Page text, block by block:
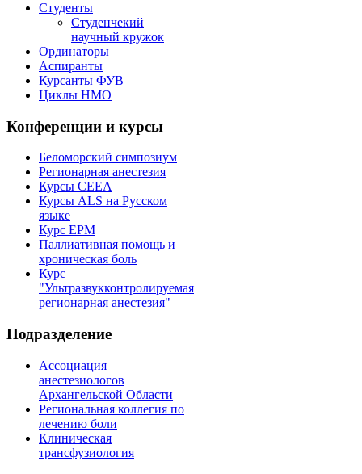
Студенты
Студенчекий
научный кружок
Ординаторы
Аспиранты
Курсанты ФУВ
Циклы НМО
Конференции и курсы
Беломорский симпозиум
Регионарная анестезия
Курсы CEEA
Курсы ALS на Русском
языке
Курс EPM
Паллиативная помощь и
хроническая боль
Курс
"Ультразвукконтролируемая
регионарная анестезия"
Подразделение
Ассоциация
анестезиологов
Архангельской Области
Региональная коллегия по
лечению боли
Клиническая
трансфузиология